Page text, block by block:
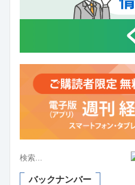
バックナンバー